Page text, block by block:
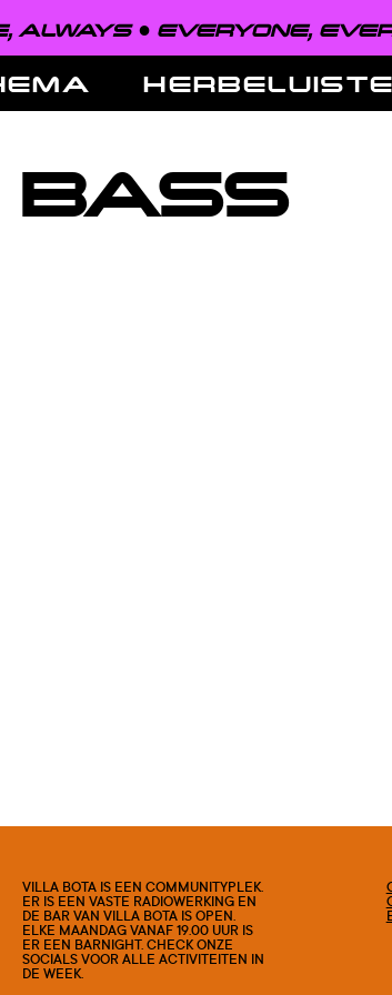
● EVERYONE,
BASS
VILLA BOTA IS EEN COMMUNITYPLEK.
ER IS EEN VASTE RADIOWERKING EN
DE BAR VAN VILLA BOTA IS OPEN.
ELKE MAANDAG VANAF 19.00 UUR IS
ER EEN BARNIGHT. CHECK ONZE
SOCIALS VOOR ALLE ACTIVITEITEN IN
DE WEEK.